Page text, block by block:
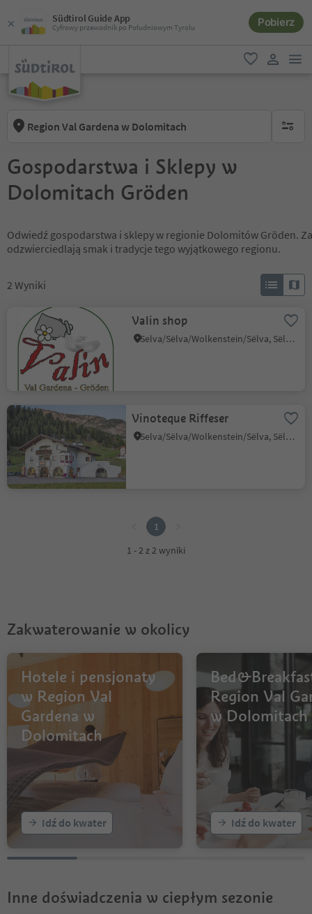
Südtirol Guide App
Cyfrowy przewodnik po Południowym Tyrolu Pobierz
ulubione
Region Val Gardena w Dolomitach brak
Gospodarstwa i Sklepy w
Dolomitach Gröden
Odwiedź gospodarstwa i sklepy w regionie Dolomitów Gröden.
odzwierciedlają smak i tradycje tego wyjątkowego regionu.
2 Wyniki
Valin shop
Selva/Sëlva/Wolkenstein/Sëlva, Sëlva/Selva di Val Gardena, Dolomites Region Val Gardena
Vinoteque Riffeser
Selva/Sëlva/Wolkenstein/Sëlva, Sëlva/Selva di Val Gardena, Dolomites Region Val Gardena
1
1 - 2 z 2 wyniki
Zakwaterowanie w okolicy
Hotele i pensjonaty
w Region Val
Gardena w
Dolomitach
Idź do kwater
Region Val
w Dolomitach
Idź do kwater
Inne doświadczenia w ciepłym sezonie